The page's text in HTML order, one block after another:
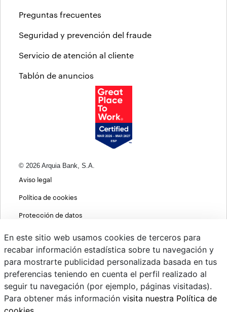
Preguntas frecuentes
Seguridad y prevención del fraude
Servicio de atención al cliente
Tablón de anuncios
© 2026 Arquia Bank, S.A.
Aviso legal
Política de cookies
Protección de datos
Política de privacidad web
MIFID
PSD2
Cambio de divisas
En este sitio web usamos cookies de terceros para
recabar información estadística sobre tu navegación y
para mostrarte publicidad personalizada basada en tus
preferencias teniendo en cuenta el perfil realizado al
seguir tu navegación (por ejemplo, páginas visitadas).
Para obtener más información visita nuestra Política de